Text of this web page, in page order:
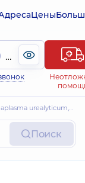
Цены
(044) 495-2-888
ДНК методом REAL TIME ПЦР - количествен.
Поиск